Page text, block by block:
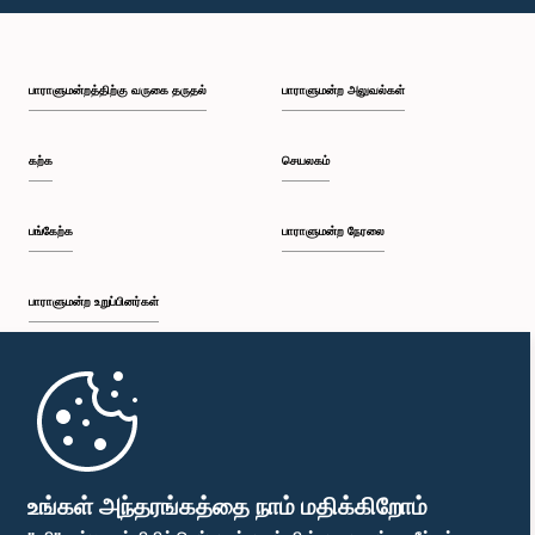
உங்கள் அந்தரங்கத்தை நாம் மதிக்கிறோம்
பி.ப. 1:23 - பி.ப. 1:31
பி.ப. 1:33 - பி.ப. 1:43
பி.ப. 1:48 - பி.ப. 1:58
பாராளுமன்றத்திற்கு வருகை தருதல்
கற்க
பங்கேற்க
பாராளுமன்ற உறுப்பினர்கள்
முதற்பக்கம்
பாராளுமன்ற அலுவல்கள்
செயலகம்
பாராளுமன்ற நேரலை
பாராளுமன்ற கையடக்க செயலி